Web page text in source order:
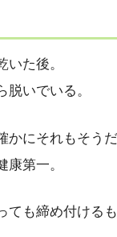
た後。
いでいる。
にそれもそうだ
第一。
も締め付けるも